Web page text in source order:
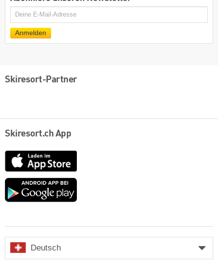
E-
Mail
Anmelden
Skiresort-Partner
Skiresort.ch App
App
Store
Google
Deutsch